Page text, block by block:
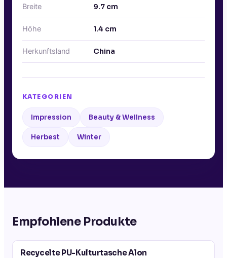
Breite 9.7 cm
Höhe 1.4 cm
Herkunftsland China
KATEGORIEN
Impression Beauty & Wellness
Herbest Winter
Empfohlene Produkte
Recycelte PU-Kulturtasche Alon